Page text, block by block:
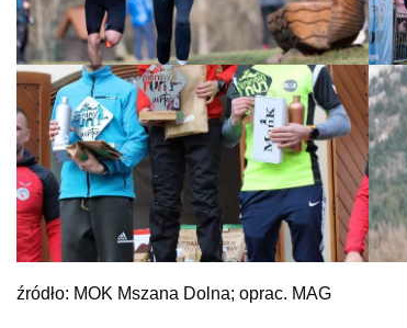
źródło: MOK Mszana Dolna; oprac. MAG